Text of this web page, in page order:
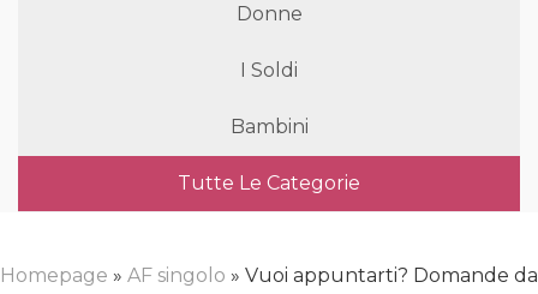
Donne
I Soldi
Bambini
Tutte Le Categorie
Homepage » AF singolo » Vuoi appuntarti? Domande da